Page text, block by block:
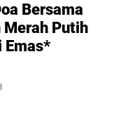
Bersama
Merah Putih
Emas*